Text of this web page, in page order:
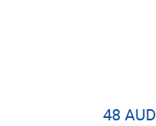
48 AUD